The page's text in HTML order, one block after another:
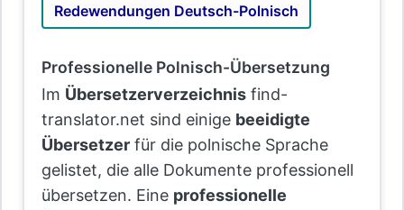
Redewendungen Deutsch-Polnisch
Professionelle Polnisch-Übersetzung
Im Übersetzerverzeichnis find-
translator.net sind einige beeidigte
Übersetzer für die polnische Sprache
gelistet, die alle Dokumente professionell
übersetzen. Eine professionelle